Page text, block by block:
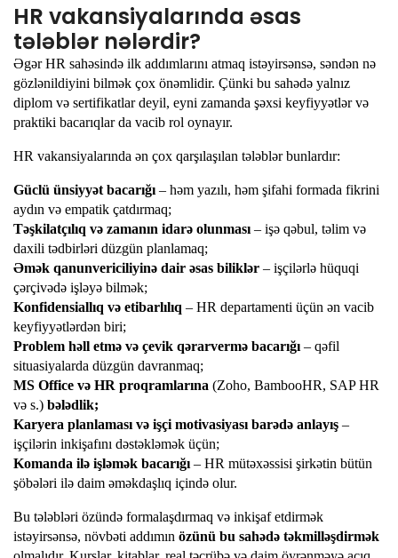
HR vakansiyalarında əsas
tələblər nələrdir?
Əgər HR sahəsində ilk addımlarını atmaq istəyirsənsə, səndən nə
gözlənildiyini bilmək çox önəmlidir. Çünki bu sahədə yalnız
diplom və sertifikatlar deyil, eyni zamanda şəxsi keyfiyyətlər və
praktiki bacarıqlar da vacib rol oynayır.
HR vakansiyalarında ən çox qarşılaşılan tələblər bunlardır:
Güclü ünsiyyət bacarığı – həm yazılı, həm şifahi formada fikrini
aydın və empatik çatdırmaq;
Təşkilatçılıq və zamanın idarə olunması – işə qəbul, təlim və
daxili tədbirləri düzgün planlamaq;
Əmək qanunvericiliyinə dair əsas biliklər – işçilərlə hüquqi
çərçivədə işləyə bilmək;
Konfidensiallıq və etibarlılıq – HR departamenti üçün ən vacib
keyfiyyətlərdən biri;
Problem həll etmə və çevik qərarvermə bacarığı – qəfil
situasiyalarda düzgün davranmaq;
MS Office və HR proqramlarına (Zoho, BambooHR, SAP HR
və s.) bələdlik;
Karyera planlaması və işçi motivasiyası barədə anlayış –
işçilərin inkişafını dəstəkləmək üçün;
Komanda ilə işləmək bacarığı – HR mütəxəssisi şirkətin bütün
şöbələri ilə daim əməkdaşlıq içində olur.
Bu tələbləri özündə formalaşdırmaq və inkişaf etdirmək
istəyirsənsə, növbəti addımın özünü bu sahədə təkmilləşdirmək